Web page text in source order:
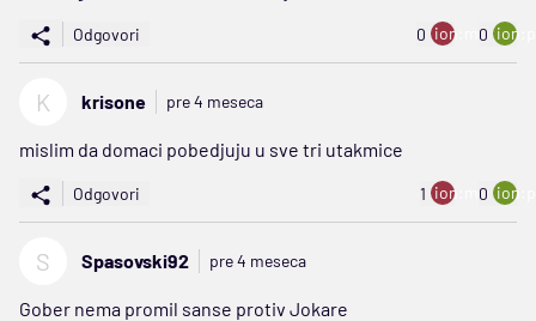
Odgovori 0 ion:minus
0
K krisone pre 4 meseca
mislim da domaci pobedjuju u sve tri utakmice
Odgovori 1 ion:minus
0
S Spasovski92 pre 4 meseca
Gober nema promil sanse protiv Jokare